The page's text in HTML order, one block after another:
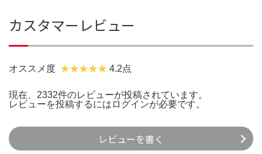
カスタマーレビュー
オススメ度 4.2点
現在、2332件のレビューが投稿されています。
レビューを投稿するには ログインが必要です。
レビューを書く